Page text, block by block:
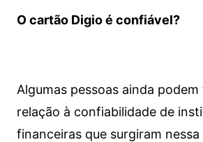
O cartão Digio é confiável?
Algumas pessoas ainda
relação à confiabilidade de
financeiras que surgiram nessa